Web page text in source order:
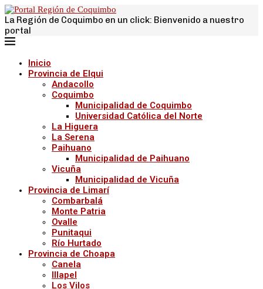
La Región de Coquimbo en un click: Bienvenido a nuestro
portal
Inicio
Provincia de Elqui
Andacollo
Coquimbo
Municipalidad de Coquimbo
Universidad Católica del Norte
La Higuera
La Serena
Paihuano
Municipalidad de Paihuano
Vicuña
Municipalidad de Vicuña
Provincia de Limarí
Combarbalá
Monte Patria
Ovalle
Punitaqui
Río Hurtado
Provincia de Choapa
Canela
Illapel
Los Vilos